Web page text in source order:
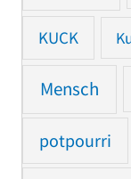
KUCK
Mensch
potpourri